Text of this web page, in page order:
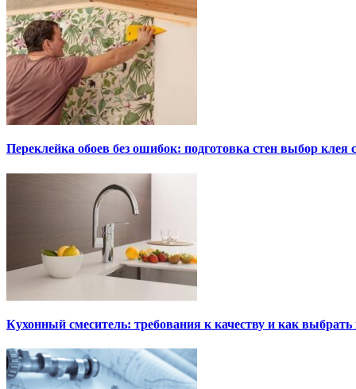
Переклейка обоев без ошибок: подготовка стен выбор клея
Кухонный смеситель: требования к качеству и как